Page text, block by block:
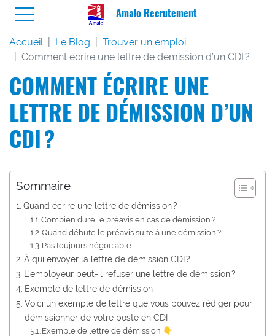
Amalo Recrutement
Accueil Le Blog
Trouver un emploi
Comment écrire une lettre de démission d’un CDI ?
COMMENT ÉCRIRE UNE
LETTRE DE DÉMISSION D’UN
CDI ?
Sommaire
Quand écrire une lettre de démission ?
Combien dure le préavis en cas de démission ?
Quand débute le préavis suite à une démission ?
Pas toujours négociable
À qui envoyer la lettre de démission CDI ?
L’employeur peut-il refuser une lettre de démission ?
Exemple de lettre de démission
Voici un exemple de lettre que vous pouvez rédiger pour
démissionner de votre poste en CDI :
Exemple de lettre de démission 👇